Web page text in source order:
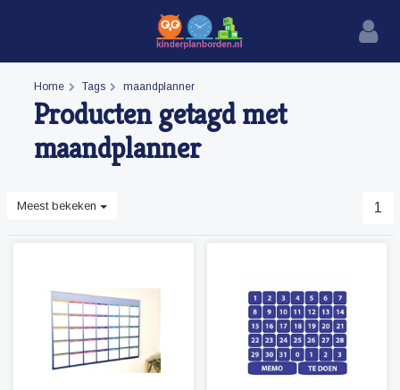
Home Tags maandplanner
Producten getagd met
maandplanner
Meest bekeken 1